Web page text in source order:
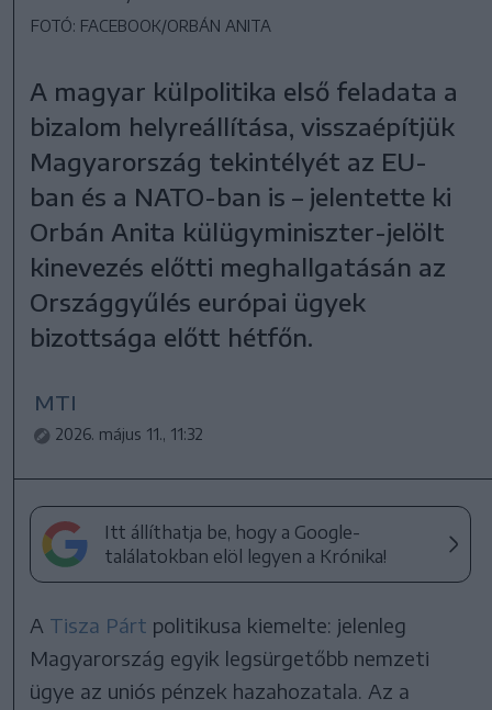
FOTÓ: FACEBOOK/ORBÁN ANITA
A magyar külpolitika első feladata a
bizalom helyreállítása, visszaépítjük
Magyarország tekintélyét az EU-
ban és a NATO-ban is – jelentette ki
Orbán Anita külügyminiszter-jelölt
kinevezés előtti meghallgatásán az
Országgyűlés európai ügyek
bizottsága előtt hétfőn.
MTI
2026. május 11., 11:32
Itt állíthatja be, hogy a Google-
találatokban elöl legyen a Krónika!
A Tisza Párt politikusa kiemelte: jelenleg
Magyarország egyik legsürgetőbb nemzeti
ügye az uniós pénzek hazahozatala. Az a